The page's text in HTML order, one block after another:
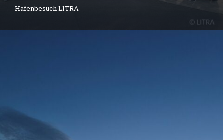
Hafenbesuch LITRA